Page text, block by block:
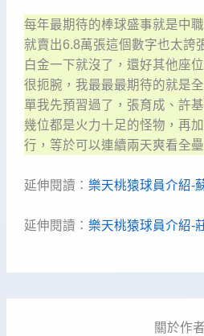
每年最期待的棒球盛事就是中
就賣出6.8萬張這個數字也太誇
白金一下就沒了，還好其他座
很扼腕，我最最最期待的就是
單我先預習過了，張育成、許
幾位都是火力十足的怪物，再
行，等於可以連續兩天爽看全
延伸閱讀： 樂天桃猿球員介紹-
延伸閱讀： 樂天桃猿球員介紹-
關於作者